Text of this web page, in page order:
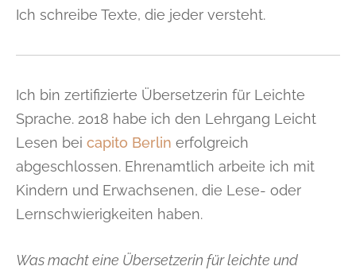
Ich schreibe Texte, die jeder versteht.
Ich bin zertifizierte Übersetzerin für Leichte
Sprache. 2018 habe ich den Lehrgang Leicht
Lesen bei capito Berlin erfolgreich
abgeschlossen. Ehrenamtlich arbeite ich mit
Kindern und Erwachsenen, die Lese- oder
Lernschwierigkeiten haben.
Was macht eine Übersetzerin für leichte und